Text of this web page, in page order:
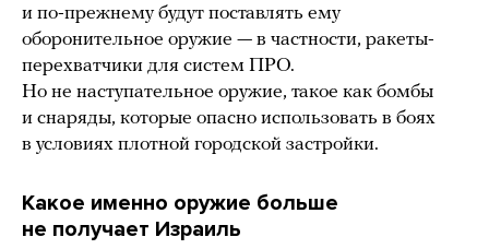
и по-прежнему будут поставлять ему
оборонительное оружие — в частности, ракеты-
перехватчики для систем ПРО.
Но не наступательное оружие, такое как бомбы
и снаряды, которые опасно использовать в боях
в условиях плотной городской застройки.
Какое именно оружие больше
не получает Израиль